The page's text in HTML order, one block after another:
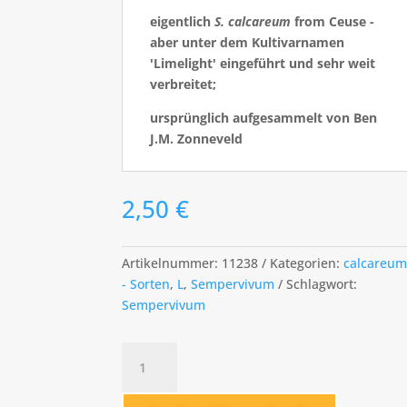
eigentlichS. calcareum from Ceuse -
aber unter dem Kultivarnamen
'Limelight' eingeführt und sehr weit
verbreitet;
ursprünglich aufgesammelt von Ben
J.M. Zonneveld
2,50€
Artikelnummer: 11238 Kategorien:calcareum
- Sorten, L,Sempervivum
Schlagwort:
Sempervivum
Menge